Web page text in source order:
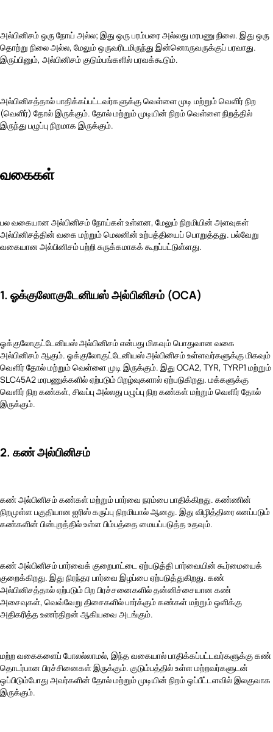
அல்பினிசம் ஒரு நோய் அல்ல; இது ஒரு பரம்பரை அல்லது மரபணு நிலை. இது ஒரு
தொற்று நிலை அல்ல, மேலும் ஒருவரிடமிருந்து இன்னொருவருக்குப் பரவாது.
இருப்பினும், அல்பினிசம் குடும்பங்களில் பரவக்கூடும்.
அல்பினிசத்தால் பாதிக்கப்பட்டவர்களுக்கு வெள்ளை முடி மற்றும் வெளிர் நிற
(வெளிர்) தோல் இருக்கும். தோல்மற்றும் முடியின் நிறம் வெள்ளை நிறத்தில்
இருந்து பழுப்பு நிறமாக இருக்கும்.
வகைகள்
பல வகையான அல்பினிசம் நோய்கள் உள்ளன, மேலும் நிறமியின் அளவுகள்
அல்பினிசத்தின் வகை மற்றும் மெலனின் உற்பத்தியைப் பொறுத்தது. பல்வேறு
வகையான அல்பினிசம் பற்றி சுருக்கமாகக் கூறப்பட்டுள்ளது.
1. ஓக்குலோகுடேனியஸ் அல்பினிசம் (OCA)
ஓக்குலோகுட்டேனியஸ் அல்பினிசம் என்பது மிகவும் பொதுவான வகை
அல்பினிசம் ஆகும். ஓக்குலோகுட்டேனியஸ் அல்பினிசம் உள்ளவர்களுக்கு மிகவும்
வெளிர் தோல் மற்றும் வெள்ளை முடி இருக்கும். இது OCA2, TYR, TYRP1 மற்றும்
SLC45A2 மரபணுக்களில் ஏற்படும் பிறழ்வுகளால் ஏற்படுகிறது. மக்களுக்கு
வெளிர் நிற கண்கள், சிவப்பு அல்லது பழுப்பு நிற கண்கள் மற்றும் வெளிர் தோல்
இருக்கும்.
2. கண் அல்பினிசம்
கண் அல்பினிசம் கண்கள் மற்றும் பார்வை நரம்பை பாதிக்கிறது. கண்ணின்
நிறமுள்ள பகுதியான ஐரிஸ் கருப்பு நிறமியால் ஆனது. இது விழித்திரை எனப்படும்
கண்களின் பின்புறத்தில் உள்ள பிம்பத்தை மையப்படுத்த உதவும்.
கண் அல்பினிசம் பார்வைக் குறைபாட்டை ஏற்படுத்தி பார்வையின் கூர்மையைக்
குறைக்கிறது. இது நிரந்தர பார்வை இழப்பை ஏற்படுத்துகிறது. கண்
அல்பினிசத்தால் ஏற்படும் பிற பிரச்சனைகளில் தன்னிச்சையான கண்
அசைவுகள், வெவ்வேறு திசைகளில் பார்க்கும் கண்கள் மற்றும் ஒளிக்கு
அதிகரித்த உணர்திறன் ஆகியவை அடங்கும்.
மற்ற வகைகளைப் போலல்லாமல், இந்த வகையால் பாதிக்கப்பட்டவர்களுக்கு கண்
தொடர்பான பிரச்சினைகள் இருக்கும். குடும்பத்தில் உள்ள மற்றவர்களுடன்
ஒப்பிடும்போது அவர்களின் தோல் மற்றும் முடியின் நிறம் ஒப்பீட்டளவில் இலகுவாக
இருக்கும்.